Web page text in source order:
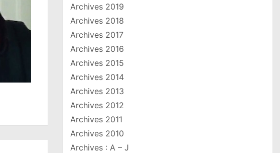
Archives 2019
Archives 2018
Archives 2017
Archives 2016
Archives 2015
Archives 2014
Archives 2013
Archives 2012
Archives 2011
Archives 2010
Archives : A – J